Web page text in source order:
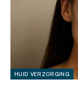
HUID VERZORGING